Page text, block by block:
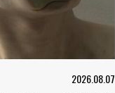
2026.08.07